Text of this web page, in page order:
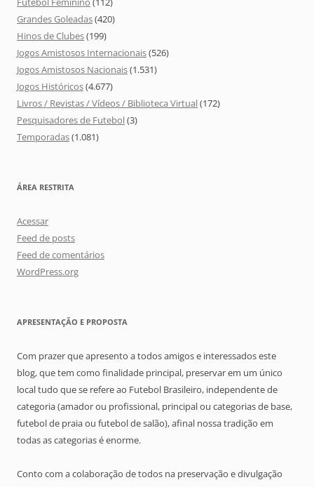
Grandes Goleadas(420)
Hinos de Clubes(199)
Jogos Amistosos Internacionais(526)
Jogos Amistosos Nacionais(1.531)
Jogos Históricos(4.677)
Livros / Revistas / Vídeos / Biblioteca Virtual(172)
Pesquisadores de Futebol(3)
Temporadas(1.081)
ÁREA RESTRITA
Acessar
Feed de posts
Feed de comentários
WordPress.org
APRESENTAÇÃO E PROPOSTA
Com prazer que apresento a todos amigos e interessados este
blog, que tem como finalidade principal, preservar em um único
local tudo que se refere ao Futebol Brasileiro, independente de
categoria (amador ou profissional, principal ou categorias de base,
futebol de praia ou futebol de salão), afinal nossa tradição em
todas as categorias é enorme.
Conto com a colaboração de todos na preservação e divulgação